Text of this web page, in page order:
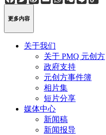
Weibo
更多内容
关于我们
关于 PMQ 元创方
政府支持
元创方事件簿
相片集
短片分享
媒体中心
新闻稿
新闻报导